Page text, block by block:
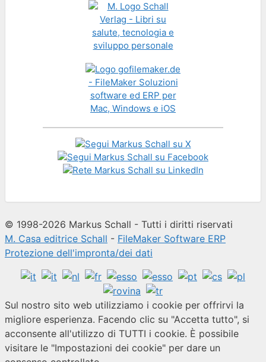
© 1998-2026 Markus Schall - Tutti i diritti riservati
M. Casa editrice Schall - FileMaker Software ERP
Protezione dell'impronta/dei dati
Sul nostro sito web utilizziamo i cookie per offrirvi la
migliore esperienza. Facendo clic su "Accetta tutto", si
acconsente all'utilizzo di TUTTI i cookie. È possibile
visitare le "Impostazioni dei cookie" per dare un